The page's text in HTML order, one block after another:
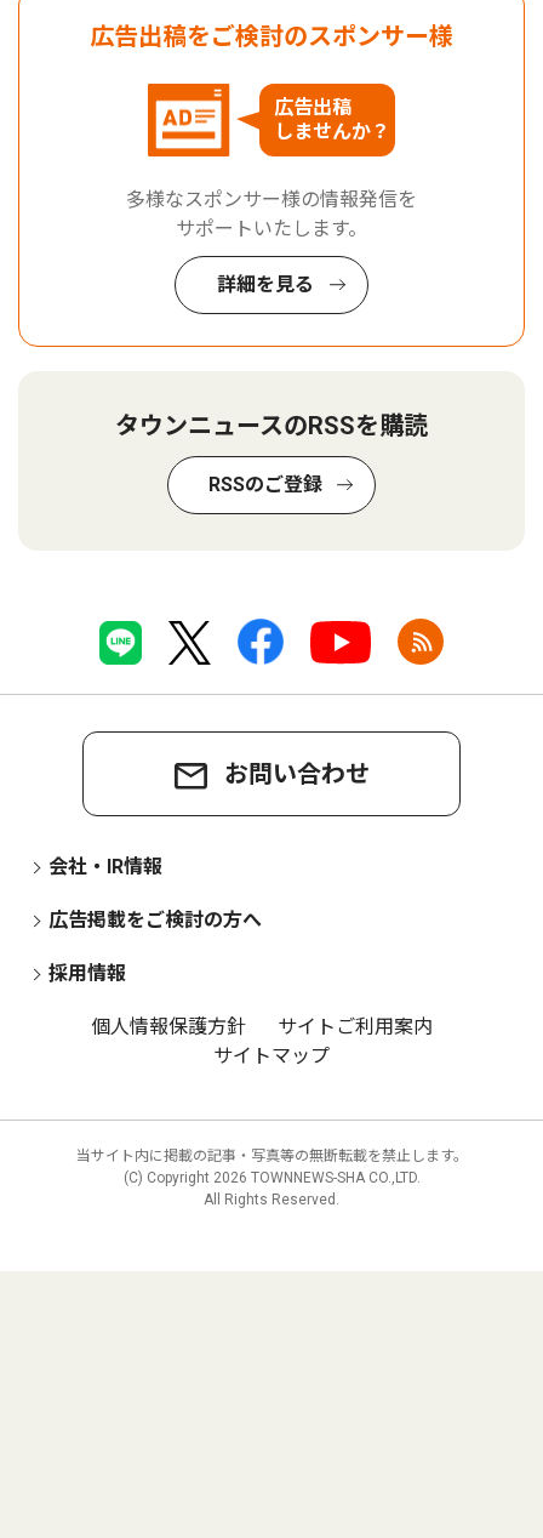
広告出稿をご検討のスポンサー様
広告出稿
しませんか？
多様なスポンサー様の情報発信を
サポートいたします。
詳細を見る
タウンニュースのRSSを購読
RSSのご登録
お問い合わせ
会社・IR情報
広告掲載をご検討の方へ
採用情報
個人情報保護方針
サイトご利用案内
サイトマップ
当サイト内に掲載の記事・写真等の無断転載を禁止します。
(C) Copyright 2026 TOWNNEWS-SHA CO.,LTD.
All Rights Reserved.